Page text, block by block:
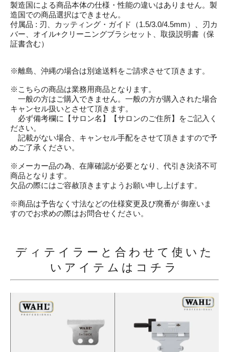
製造国による商品本体の仕様・性能の違いはありません。製
造国での商品選択はできません。
付属品 : 刃、カッティング・ガイド（1.5/3.0/4.5mm）、刃カ
バー、オイル+クリーニングブラシセット、取扱説明書（保
証書含む）
※離島、沖縄の場合は別途送料をご請求させて頂きます。
※こちらの商品は業務用商品となります。
一般の方はご購入できません。一般の方が購入された場合
キャンセル扱いとさせて頂きます。
必ず備考欄に【サロン名】【サロンのご住所】をご記入く
ださい。
記載がない場合、キャンセル手配をさせて頂きますので予
めご了承ください。
※メーカー品の為、在庫確認が必要となり、代引き決済不可
商品となります。
欠品の際にはご容赦頂きますようお願い申し上げます。
※商品は予告なく寸法などの仕様変更及び廃番が 御座いま
すのでお求めの際はお問合せください。
ディテイラーと合わせて使いた
いアイテムはコチラ